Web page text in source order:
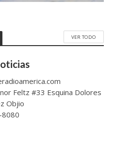
VER TODO
Feltz #33 Esquina Dolores
Objio